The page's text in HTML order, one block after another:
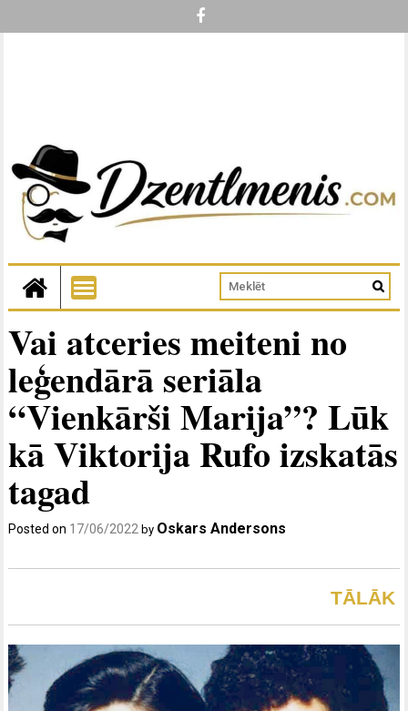
Vai atceries meiteni no
leģendārā seriāla
“Vienkārši Marija”? Lūk
kā Viktorija Rufo izskatās
tagad
Posted on 17/06/2022 by Oskars Andersons
TĀLĀK